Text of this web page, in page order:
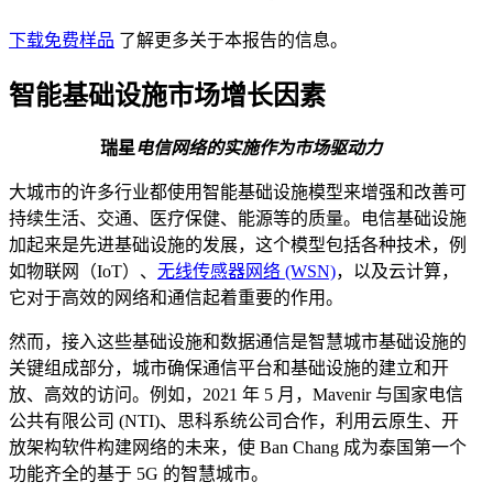
下载免费样品 了解更多关于本报告的信息。
智能基础设施市场增长因素
瑞星电信网络的实施作为市场驱动力
大城市的许多行业都使用智能基础设施模型来增强和改善可
持续生活、交通、医疗保健、能源等的质量。电信基础设施
加起来是先进基础设施的发展，这个模型包括各种技术，例
如物联网（IoT）、 无线传感器网络 (WSN)，以及云计算，
它对于高效的网络和通信起着重要的作用。
然而，接入这些基础设施和数据通信是智慧城市基础设施的
关键组成部分，城市确保通信平台和基础设施的建立和开
放、高效的访问。例如，2021 年 5 月，Mavenir 与国家电信
公共有限公司 (NTI)、思科系统公司合作，利用云原生、开
放架构软件构建网络的未来，使 Ban Chang 成为泰国第一个
功能齐全的基于 5G 的智慧城市。